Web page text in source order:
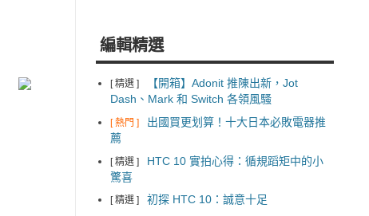
編輯精選
[ 精選 ]
【開箱】Adonit 推陳出新，Jot
Dash、Mark 和 Switch 各領風騷
[ 熱門 ]
出國買更划算！十大日本必敗電器推
薦
[ 精選 ]
HTC 10 實拍心得：循規蹈矩中的小
驚喜
[ 精選 ] 初探 HTC 10：誠意十足